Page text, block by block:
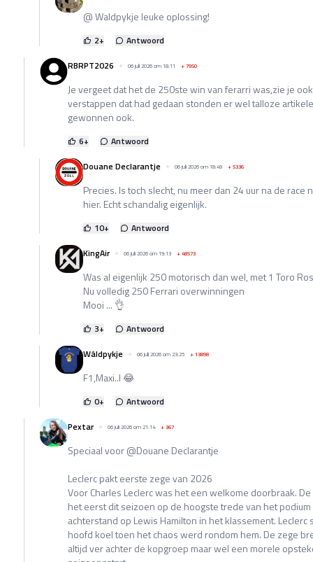
@ Waldpykje leuke oplossing!
2+
Antwoord
RBRPT2026
06 juli 2026 om 18:11 +7950
Je vergeet dat het de 250ste win van ferarri was,zie je
verstappen dat had gedaan stonden er wel talloze
gewonnen ook.
6+
Antwoord
Douane Declarantje
06 juli 2026 om 18:49 +5336
Precies. Is toch slecht, nu meer dan 24 uur na de
hier. Echt schandalig eigenlijk.
10+
Antwoord
KingAir
06 juli 2026 om 19:13 +48573
Was al eigenlijk 250 motorisch dan wel, met 1 Toro
Nu volledig 250 Ferrari overwinningen
Mooi ... 👌
3+
Antwoord
Wâldpykje
06 juli 2026 om 23:25 +13898
F1,Maxi..l 😂
0+
Antwoord
Pextar
06 juli 2026 om 21:14 +367
Speciaal voor @Douane Declarantje
Leclerc pakt eerste zege van 2026
Voor Charles Leclerc was het een welkome doorbraak.
het eerst dit seizoen op de hoogste trede van het
achterstand op Lewis Hamilton in het klassement.
hoofd koel toen het chaos werd rondom hem. De zege
altijd ver achter de kopgroep maar wel een morele